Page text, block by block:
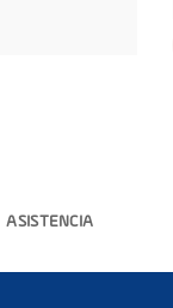
ASISTENCIA